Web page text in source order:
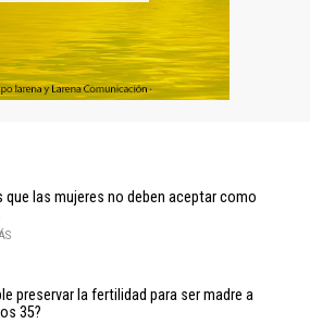
que las mujeres no deben aceptar como
preservar la fertilidad para ser madre a
35?